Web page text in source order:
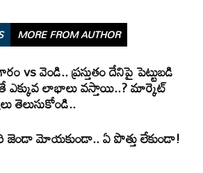
MORE FROM AUTHOR
vs వెండి.. ప్రస్తుతం దేనిపై పెట్టుబడి
ఎక్కువ లాభాలు వస్తాయి..? మార్కెట్
తెలుసుకోండి..
జెండా మోయకుండా.. ఏ పొత్తు లేకుండా!